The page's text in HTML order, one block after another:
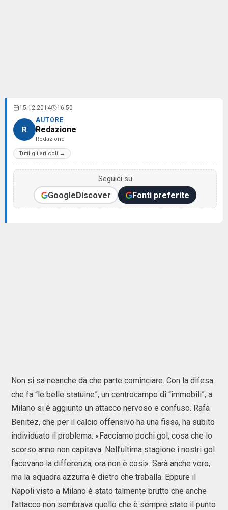
15.12.2014 16:50
R
AUTORE
Redazione
Redazione
Tutti gli articoli →
Seguici su
GoogleDiscover Fonti preferite
Non si sa neanche da che parte cominciare. Con la difesa
che fa “le belle statuine”, un centrocampo di “immobili”, a
Milano si è aggiunto un attacco nervoso e confuso. Rafa
Benitez, che per il calcio offensivo ha una fissa, ha subito
individuato il problema: «Facciamo pochi gol, cosa che lo
scorso anno non capitava. Nell’ultima stagione i nostri gol
facevano la differenza, ora non è così». Sarà anche vero,
ma la squadra azzurra è dietro che traballa. Eppure il
Napoli visto a Milano è stato talmente brutto che anche
l’attacco non sembrava quello che è sempre stato il punto